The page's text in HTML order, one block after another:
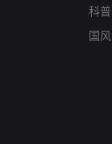
科普
国风